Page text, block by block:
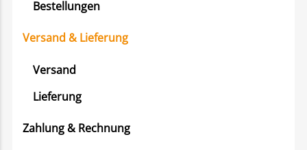
Bestellungen
Versand & Lieferung
Versand
Lieferung
Zahlung & Rechnung